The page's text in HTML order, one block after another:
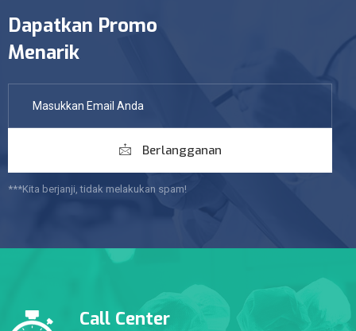
Dapatkan Promo
Menarik
Berlangganan
***Kita berjanji, tidak melakukan spam!
Call Center